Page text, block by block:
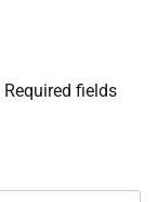
Required fields